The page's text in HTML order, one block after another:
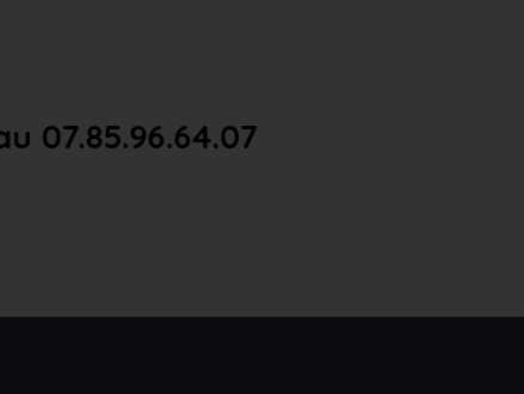
07.85.96.64.07